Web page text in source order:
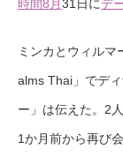
時間8月31日にデ
ミンカとウィル
alms Thai」でデ
ー」は伝えた。2
1か月前から再び